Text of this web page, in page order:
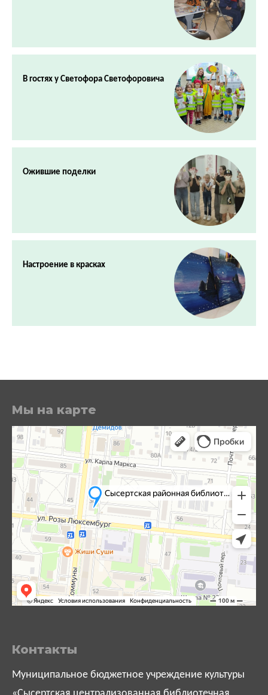
В гостях у Светофора Светофоровича
Ожившие поделки
Настроение в красках
Мы на карте
Контакты
Муниципальное бюджетное учреждение культуры